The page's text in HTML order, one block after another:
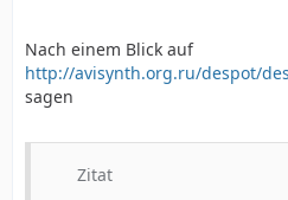
Nach einem Blick auf
http://avisynth.org.ru/despot/
sagen
Zitat